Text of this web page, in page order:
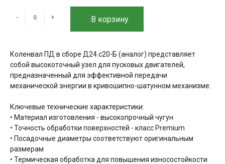
- + В корзину
Коленвал ПД в сборе Д24.с20-Б (аналог) представляет
собой высокоточный узел для пусковых двигателей,
предназначенный для эффективной передачи
механической энергии в кривошипно-шатунном механизме.
Ключевые технические характеристики:
• Материал изготовления - высокопрочный чугун
• Точность обработки поверхностей - класс Premium
• Посадочные диаметры соответствуют оригинальным
размерам
• Термическая обработка для повышения износостойкости